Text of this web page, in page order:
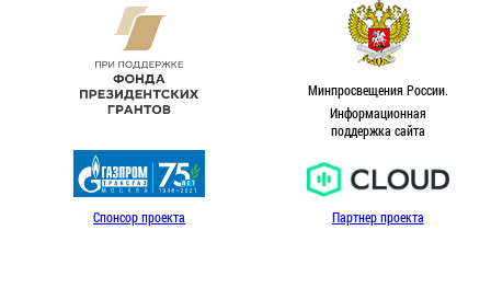
Минпросвещения России.
Информационная
поддержка сайта
Спонсор проекта Партнер проекта